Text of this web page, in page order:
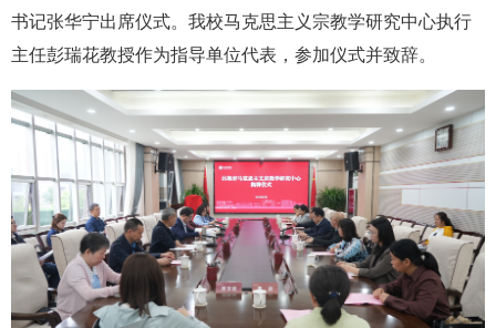
书记张华宁出席仪式。我校马克思主义宗教学研究中心执行
主任彭瑞花教授作为指导单位代表，参加仪式并致辞。